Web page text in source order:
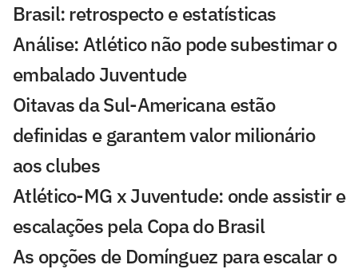
Brasil: retrospecto e estatísticas
Análise: Atlético não pode subestimar o
embalado Juventude
Oitavas da Sul-Americana estão
definidas e garantem valor milionário
aos clubes
Atlético-MG x Juventude: onde assistir e
escalações pela Copa do Brasil
As opções de Domínguez para escalar o